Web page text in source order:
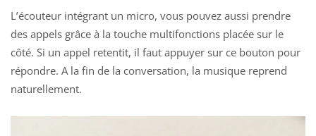
L’écouteur intégrant un micro, vous pouvez aussi prendre
des appels grâce à la touche multifonctions placée sur le
côté. Si un appel retentit, il faut appuyer sur ce bouton pour
répondre. A la fin de la conversation, la musique reprend
naturellement.